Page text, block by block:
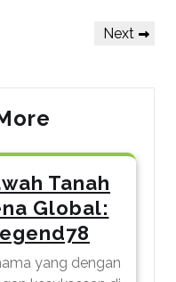
Next
Next
Tanah
Global:
yang dengan